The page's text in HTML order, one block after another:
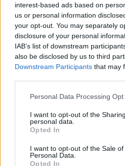
interest-based ads based on
us or personal information
your opt-out. You may separately
disclosure of your personal
IAB’s list of downstream
also be disclosed by us to third
Downstream Participants that may
Personal Data Processing
I want to opt-out of the
personal data.
Opted In
I want to opt-out of the Sale of
Personal Data.
Opted In